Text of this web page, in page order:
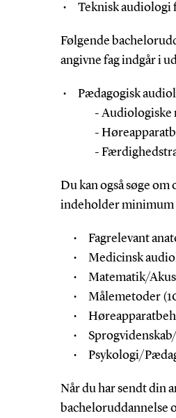
Teknisk audiologi
Følgende
angivne fag indgår i
Pædagogisk
- Audiologiske
-
-
Du kan også søge
indeholder minimum
Fagrelevant
Medicinsk
Matematik/
Målemetoder
Psykologi/
Når du har sendt din
bacheloruddannelse